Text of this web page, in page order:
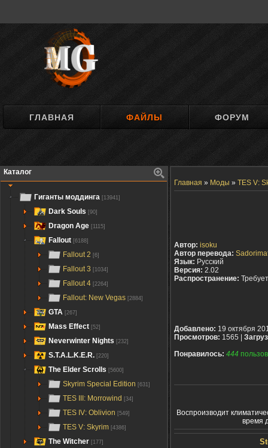
ГЛАВНАЯ ФАЙЛЫ ФОРУМ
Каталог
Гиганты моддинга [13941]
Dark Souls [90]
Dragon Age [1115]
Fallout [6188]
Fallout 2 [6]
Fallout 3 [1034]
Fallout 4 [2264]
Fallout: New Vegas [2884]
GTA [267]
Mass Effect [52]
Neverwinter Nights [232]
S.T.A.L.K.E.R. [220]
The Elder Scrolls [5600]
Skyrim Special Edition [631]
TES III: Morrowind [34]
TES IV: Oblivion [549]
TES V: Skyrim [4386]
The Witcher [177]
Главная » Моды » TES V:
Автор: isoku
Автор перевода:
Язык: Русский
Версия: 2.02
Распространение:
Добавлено: 19 октября
Просмотров: 1565 |
Понравилось: 444
Воспроизводит
время